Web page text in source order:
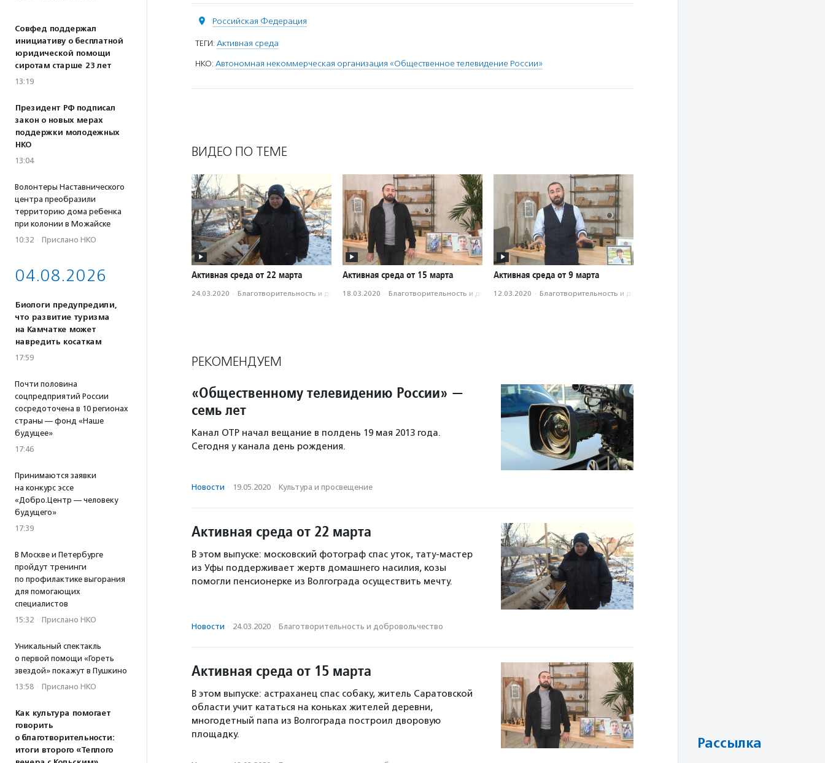
Совфед поддержал
инициативу о бесплатной
юридической помощи
сиротам старше 23 лет
13:19
Президент РФ подписал
закон о новых мерах
поддержки молодежных
НКО
13:04
Волонтеры Наставнического
центра преобразили
территорию дома ребенка
при колонии в Можайске
10:32 · Прислано НКО
04.08.2026
Биологи предупредили,
что развитие туризма
на Камчатке может
навредить косаткам
17:59
Почти половина
соцпредприятий России
сосредоточена в 10 регионах
страны — фонд «Наше
будущее»
17:46
Принимаются заявки
на конкурс эссе
«Добро.Центр — человеку
будущего»
17:39
В Москве и Петербурге
пройдут тренинги
по профилактике выгорания
для помогающих
специалистов
15:32 · Прислано НКО
Уникальный спектакль
о первой помощи «Гореть
звездой» покажут в Пушкино
13:58 · Прислано НКО
Как культура помогает
говорить
о благотворительности:
итоги второго «Теплого
Российская Федерация
ТЕГИ: Активная среда
НКО: Автономная некоммерческая организация «Общественное телевидение России»
ВИДЕО ПО ТЕМЕ
Активная среда от 22 марта
24.03.2020 · Благотвори­тель­ность и доброволь­чест­во
Активная среда от 15 марта
18.03.2020 · Благотвори­тель­ность и доброволь­чест­во
Активная среда от 9 марта
12.03.2020 · Благотвори­тель­ность и доброволь­чест­во
РЕКОМЕНДУЕМ
«Общественному телевидению России» —
семь лет
Канал ОТР начал вещание в полдень 19 мая 2013 года.
Сегодня у канала день рождения.
Новости · 19.05.2020 · Культура и просвещение
Активная среда от 22 марта
В этом выпуске: московский фотограф спас уток, тату-мастер
из Уфы поддерживает жертв домашнего насилия, козы
помогли пенсионерке из Волгограда осуществить мечту.
Новости · 24.03.2020 · Благотвори­тель­ность и доброволь­чест­во
Активная среда от 15 марта
В этом выпуске: астраханец спас собаку, житель Саратовской
области учит кататься на коньках жителей деревни,
многодетный папа из Волгограда построил дворовую
площадку.
Рассылка